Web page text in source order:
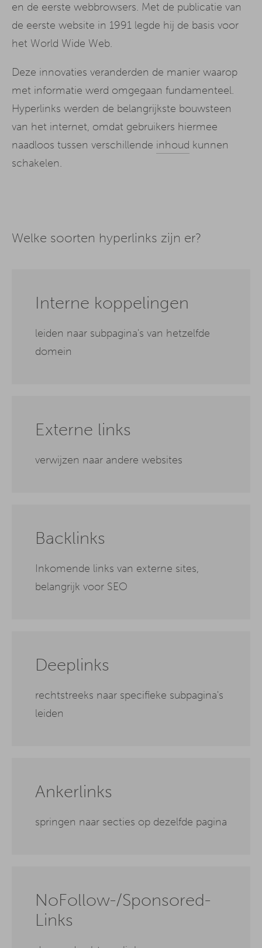
en de eerste webbrowsers. Met de publicatie van
de eerste website in 1991 legde hij de basis voor
het World Wide Web.
Deze innovaties veranderden de manier waarop
met informatie werd omgegaan fundamenteel.
Hyperlinks werden de belangrijkste bouwsteen
van het internet, omdat gebruikers hiermee
naadloos tussen verschillende inhoud kunnen
schakelen.
Welke soorten hyperlinks zijn er?
Interne koppelingen
leiden naar subpagina's van hetzelfde
domein
Externe links
verwijzen naar andere websites
Backlinks
Inkomende links van externe sites,
belangrijk voor SEO
Deeplinks
rechtstreeks naar specifieke subpagina's
leiden
Ankerlinks
springen naar secties op dezelfde pagina
NoFollow-/Sponsored-
Links